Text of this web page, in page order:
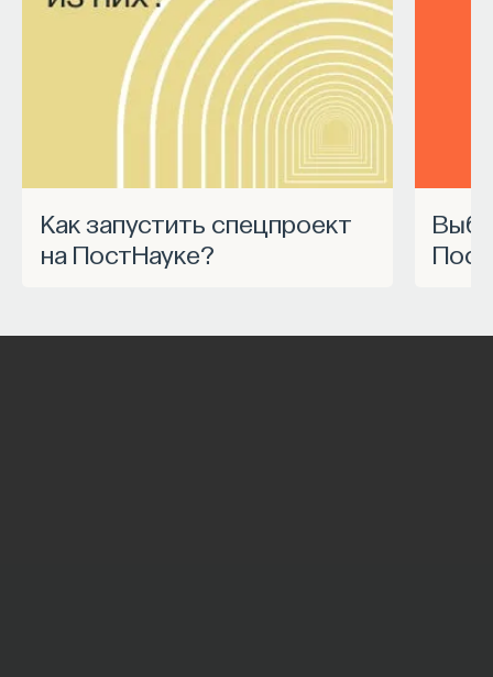
Как запустить спецпроект
на ПостНауке?
Выбрать курс Академии